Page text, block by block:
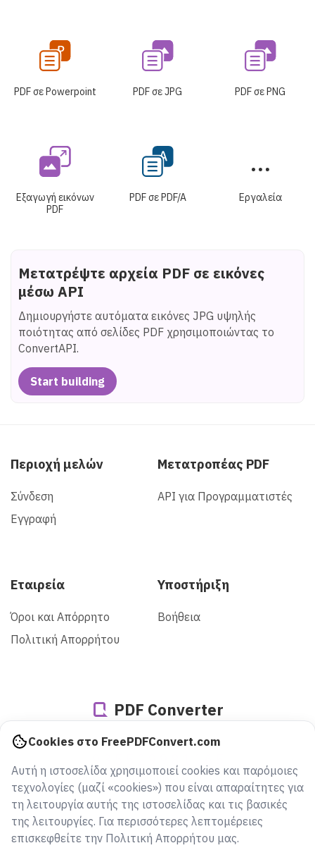
PDF σε Powerpoint PDF σε JPG PDF σε PNG
Εξαγωγή εικόνων
PDF
PDF σε PDF/A Εργαλεία
Μετατρέψτε αρχεία PDF σε εικόνες
μέσω API
Δημιουργήστε αυτόματα εικόνες JPG υψηλής
ποιότητας από σελίδες PDF χρησιμοποιώντας το
ConvertAPI.
Start building
Περιοχή μελών
Σύνδεση
Εγγραφή
Μετατροπέας PDF
API για Προγραμματιστές
Εταιρεία
Όροι και Απόρρητο
Πολιτική Απορρήτου
Υποστήριξη
Βοήθεια
PDF Converter
αρχεία μετατράπηκαν από το 2005
Cookies στο FreePDFConvert.com
Αυτή η ιστοσελίδα χρησιμοποιεί cookies και παρόμοιες
τεχνολογίες (μαζί «cookies») που είναι απαραίτητες για
τη λειτουργία αυτής της ιστοσελίδας και τις βασικές
της λειτουργίες. Για περισσότερες λεπτομέρειες
επισκεφθείτε την Πολιτική Απορρήτου μας.